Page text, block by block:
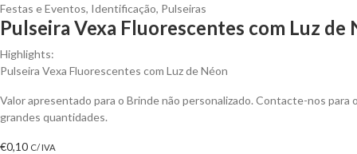
Festas e Eventos, Identificação, Pulseiras
Pulseira Vexa Fluorescentes com Luz de
Highlights:
Pulseira Vexa Fluorescentes com Luz de Néon
Valor apresentado para o Brinde não personalizado. Contacte-nos
grandes quantidades.
€0,10 C/ IVA